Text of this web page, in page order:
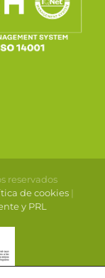
reservados
de cookies |
y PRL